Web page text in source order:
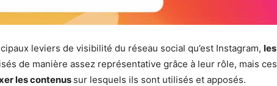
leviers de visibilité du réseau social qu’est Instagram, les
de manière assez représentative grâce à leur rôle, mais ces
les contenus sur lesquels ils sont utilisés et apposés.